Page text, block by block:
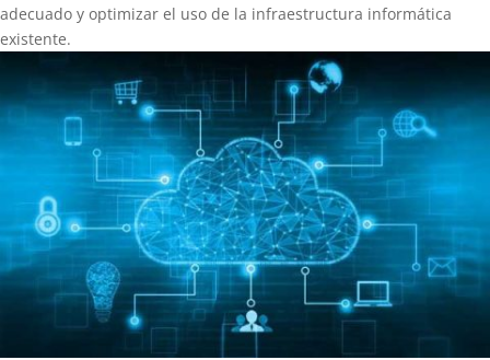
adecuado y optimizar el uso de la infraestructura informática
existente.